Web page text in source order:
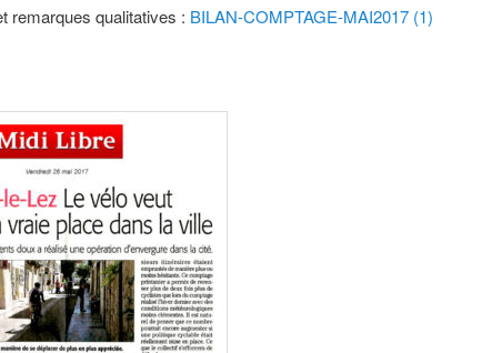
remarques qualitatives : BILAN-COMPTAGE-MAI2017 (1)